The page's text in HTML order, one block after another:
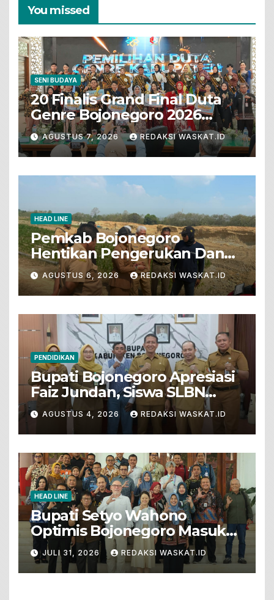
You missed
SENI BUDAYA
20 Finalis Grand Final Duta
Genre Bojonegoro 2026
Tunjukkan Bakat Terbaik
AGUSTUS 7, 2026 REDAKSI WASKAT.ID
HEAD LINE
Pemkab Bojonegoro
Hentikan Pengerukan Dan
Penjualan Tanah Dari Lahan
Pertanian
AGUSTUS 6, 2026 REDAKSI WASKAT.ID
PENDIDIKAN
Bupati Bojonegoro Apresiasi
Faiz Jundan, Siswa SLBN
Gunungsari Baureno Masuk
LKS Diksus Tingkat Nasional
AGUSTUS 4, 2026 REDAKSI WASKAT.ID
HEAD LINE
Bupati Setyo Wahono
Optimis Bojonegoro Masuk
Unesco Global Geopark
JULI 31, 2026 REDAKSI WASKAT.ID